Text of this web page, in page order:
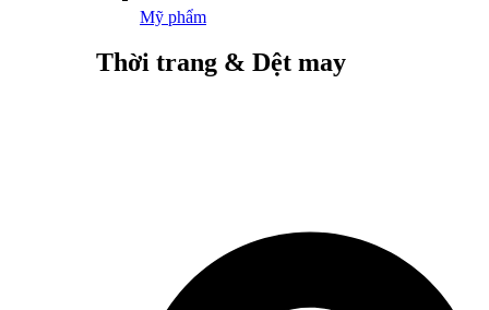
Mỹ phẩm
Thời trang & Dệt may